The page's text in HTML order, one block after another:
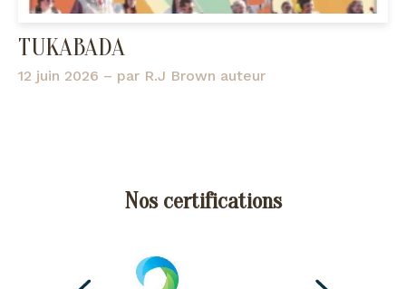
TUKABADA
12 juin 2026 – par R.J Brown auteur
Nos certifications